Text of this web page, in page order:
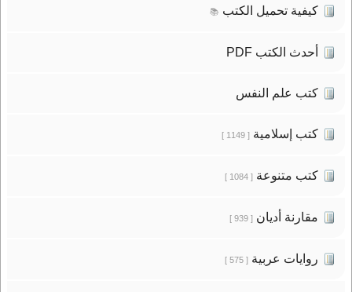
كيفية تحميل الكتب 📚
أحدث الكتب PDF
كتب علم النفس
كتب إسلامية[ 1149 ]
كتب متنوعة[ 1084 ]
مقارنة أديان[ 939 ]
روايات عربية[ 575 ]